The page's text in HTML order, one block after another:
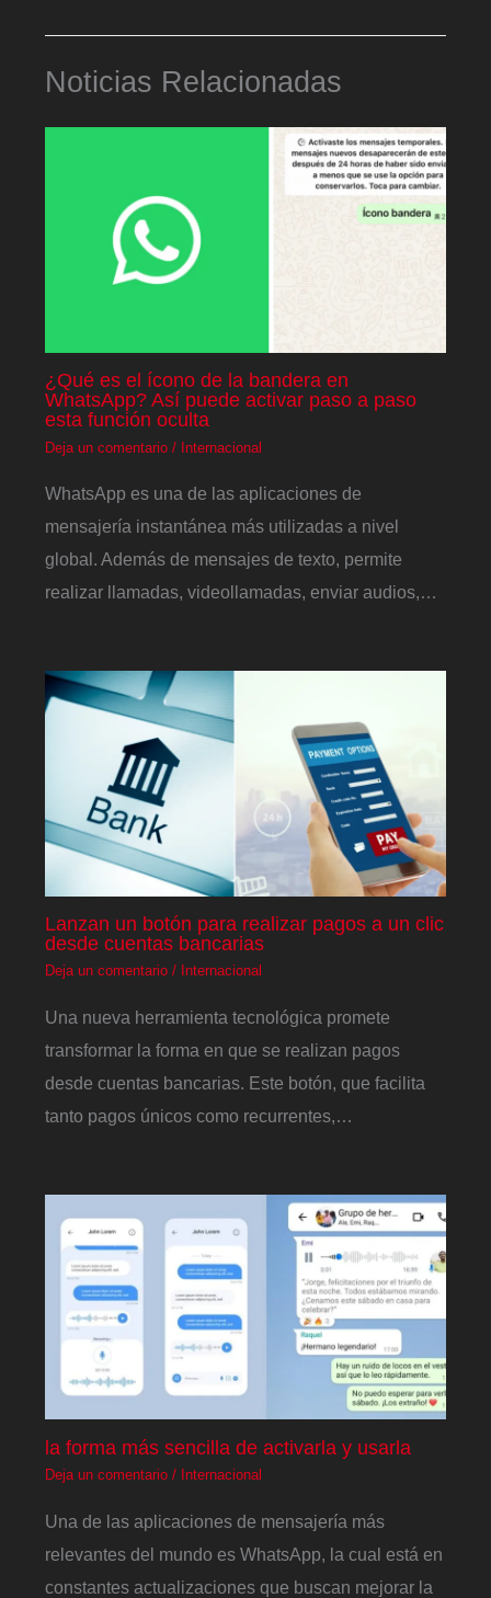
Noticias Relacionadas
¿Qué es el ícono de la bandera en
WhatsApp? Así puede activar paso a paso
esta función oculta
Deja un comentario / Internacional
WhatsApp es una de las aplicaciones de
mensajería instantánea más utilizadas a nivel
global. Además de mensajes de texto, permite
realizar llamadas, videollamadas, enviar audios,…
Lanzan un botón para realizar pagos a un clic
desde cuentas bancarias
Deja un comentario / Internacional
Una nueva herramienta tecnológica promete
transformar la forma en que se realizan pagos
desde cuentas bancarias. Este botón, que facilita
tanto pagos únicos como recurrentes,…
la forma más sencilla de activarla y usarla
Deja un comentario / Internacional
Una de las aplicaciones de mensajería más
relevantes del mundo es WhatsApp, la cual está en
constantes actualizaciones que buscan mejorar la